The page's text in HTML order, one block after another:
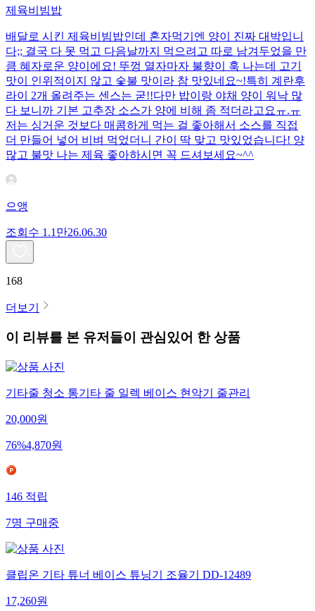
제육비빔밥
배달로 시킨 제육비빔밥인데 혼자먹기엔 양이 진짜 대박입니
다;; 결국 다 못 먹고 다음날까지 먹으려고 따로 남겨두었을 만
큼 혜자로운 양이에요! 뚜껑 열자마자 불향이 훅 나는데 고기
맛이 인위적이지 않고 숯불 맛이라 참 맛있네요~!특히 계란후
라이 2개 올려주는 센스는 굳!! ​다만 밥이랑 야채 양이 워낙 많
다 보니까 기본 고추장 소스가 양에 비해 좀 적더라고요ㅠ.ㅠ
저는 싱거운 것보다 매콤하게 먹는 걸 좋아해서 소스를 직접
더 만들어 넣어 비벼 먹었더니 간이 딱 맞고 맛있었습니다! 양
많고 불맛 나는 제육 좋아하시면 꼭 드셔보세요~^^
으앵
조회수 1.1만26.06.30
168
더보기
이 리뷰를 본 유저들이 관심있어 한 상품
기타줄 청소 통기타 줄 일렉 베이스 현악기 줄관리
20,000원
76%4,870원
146 적립
7명 구매중
클립온 기타 튜너 베이스 튜닝기 조율기 DD-12489
17,260원